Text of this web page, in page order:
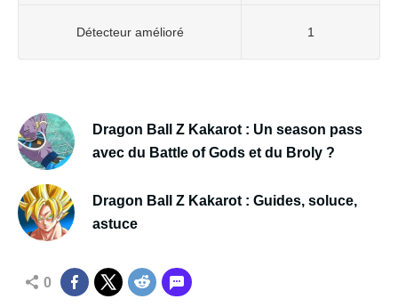
Détecteur amélioré 1
Dragon Ball Z Kakarot : Un season pass
avec du Battle of Gods et du Broly ?
Dragon Ball Z Kakarot : Guides, soluce,
astuce
0